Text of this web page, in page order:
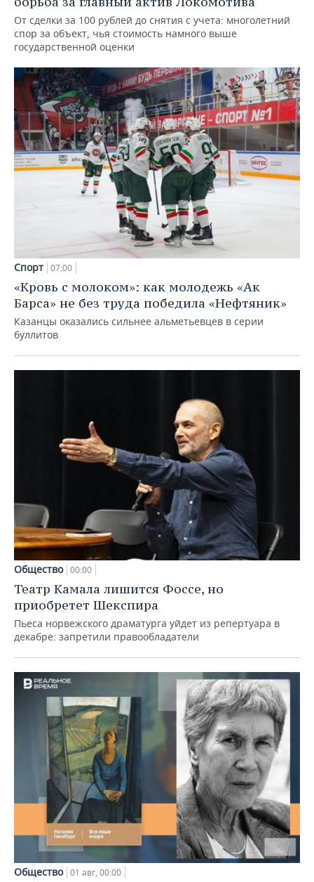
От сделки за 100 рублей до снятия с учета: многолетний
спор за объект, чья стоимость намного выше
государственной оценки
Спорт 07:00
«Кровь с молоком»: как молодежь «Ак
Барса» не без труда победила «Нефтяник»
Казанцы оказались сильнее альметьевцев в серии
буллитов
Общество 00:00
Театр Камала лишится Фоссе, но
приобретет Шекспира
Пьеса норвежского драматурга уйдет из репертуара в
декабре: запретили правообладатели
Общество 01 авг, 00:00